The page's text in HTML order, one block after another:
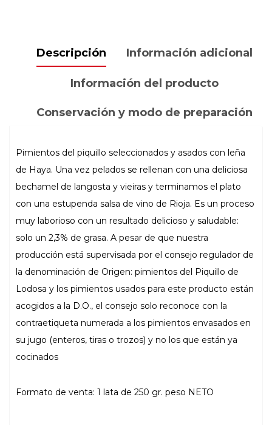
cantidad
Descripción Información adicional
Información del producto
Conservación y modo de preparación
Pimientos del piquillo seleccionados y asados con leña
de Haya. Una vez pelados se rellenan con una deliciosa
bechamel de langosta y vieiras y terminamos el plato
con una estupenda salsa de vino de Rioja. Es un proceso
muy laborioso con un resultado delicioso y saludable:
solo un 2,3% de grasa. A pesar de que nuestra
producción está supervisada por el consejo regulador de
la denominación de Origen: pimientos del Piquillo de
Lodosa y los pimientos usados para este producto están
acogidos a la D.O., el consejo solo reconoce con la
contraetiqueta numerada a los pimientos envasados en
su jugo (enteros, tiras o trozos) y no los que están ya
cocinados
Formato de venta: 1 lata de 250 gr. peso NETO